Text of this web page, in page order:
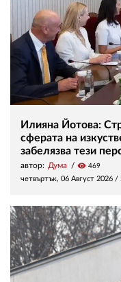
Илияна Йотова:
сферата на
забелязва тези
автор: Дума visibility 469
четвъртък, 06 Август 2026 /